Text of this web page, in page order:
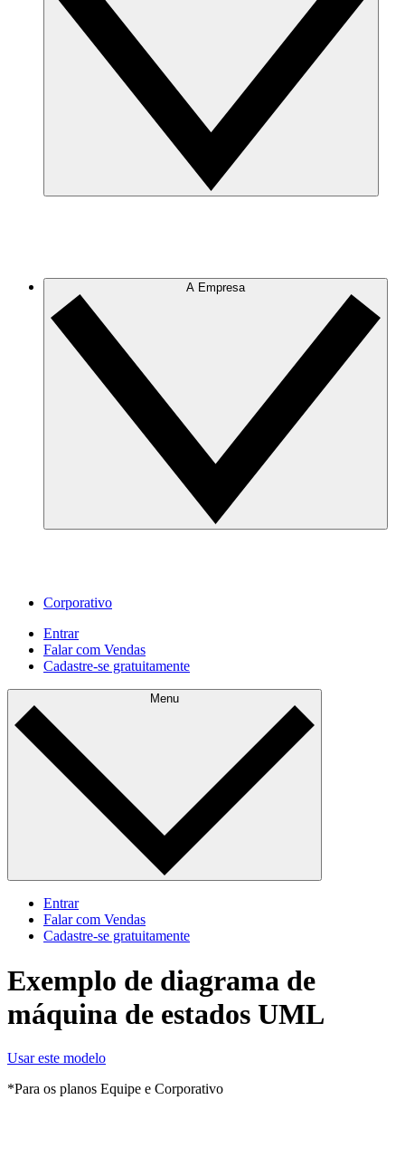
A Empresa
Corporativo
Entrar
Falar com Vendas
Cadastre‐se gratuitamente
Menu
Entrar
Falar com Vendas
Cadastre‐se gratuitamente
Exemplo de diagrama de
máquina de estados UML
Usar este modelo
*Para os planos Equipe e Corporativo